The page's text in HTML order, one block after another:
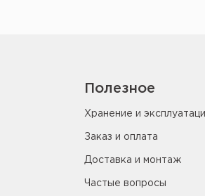
Полезное
Хранение и
Заказ и оплата
Доставка и монтаж
Частые вопросы